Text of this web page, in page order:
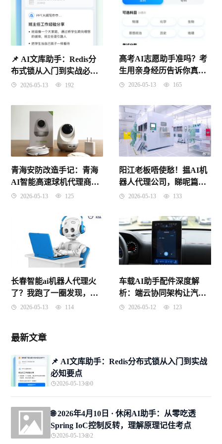
📌 ​AI文库助手：Redis分
布式锁从入门到实战必知
要点2026-05-13 192
高考AI志愿助手准吗？考
生用亲身经历告诉你真实
答案2026-05-13 165
青海安防改造手记：青海
AI智能高速球机代理商怎
么找才不踩坑
2026-05-13 125
阳江老板唔使愁！揾AI机
器人代理公司，睇呢篇就
够晒数！
2026-05-13 133
长春智能ai机器人代理火
了？我跑了一圈发现，这
事儿没你想的那么简单
2026-05-13 114
车载AI助手配件深度解
析：端云协同架构让汽车
“听懂人话”
2026-05-12 123
最新文章
📌 ​AI文库助手：Redis分布式锁从入门到实战
必知要点
2026-05-13 0
🌐 2026年4月10日 · 休闲AI助手：从零吃透
Spring IoC控制反转，理解原理记住考点
2026-05-13 2